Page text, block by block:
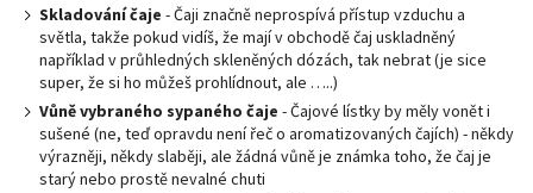
Skladování čaje - Čaji značně neprospívá přístup vzduchu a
světla, takže pokud vidíš, že mají v obchodě čaj uskladněný
například v průhledných skleněných dózách, tak nebrat (je sice
super, že si ho můžeš prohlídnout, ale …..)
Vůně vybraného sypaného čaje - Čajové lístky by měly vonět i
sušené (ne, teď opravdu není řeč o aromatizovaných čajích) - někdy
výrazněji, někdy slaběji, ale žádná vůně je známka toho, že čaj je
starý nebo prostě nevalné chuti